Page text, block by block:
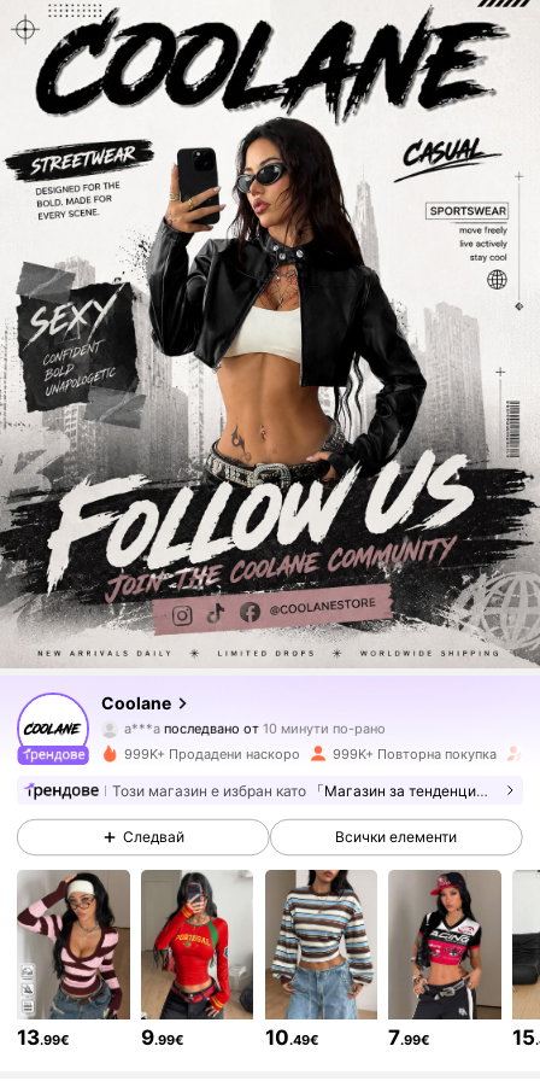
Coolane
4.84 945K Последователи
a***aпоследвано от
b***5 разглежда
4.84
945K Последователи
4.84 945K Последователи
945K Последователи
4.84 945K Последователи
999K+ Продадени наскоро 999K+ Повторна покупка
Този магазин е избран като 「Магазин за тенденции」
Следвай Всички елементи
13.99€ 9.99€ 10.49€ 7.99€ 15